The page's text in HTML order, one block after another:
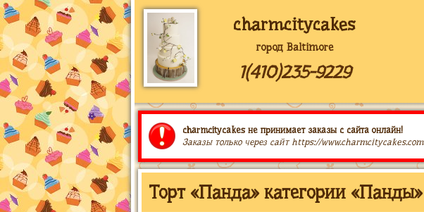
charmcitycakes
город Baltimore
1(410)235-9229
charmcitycakes не принимает заказы с сайта онлайн!
Заказы только через сайт https://www.charmcitycakes.com
Торт «Панда» категории «Панды»